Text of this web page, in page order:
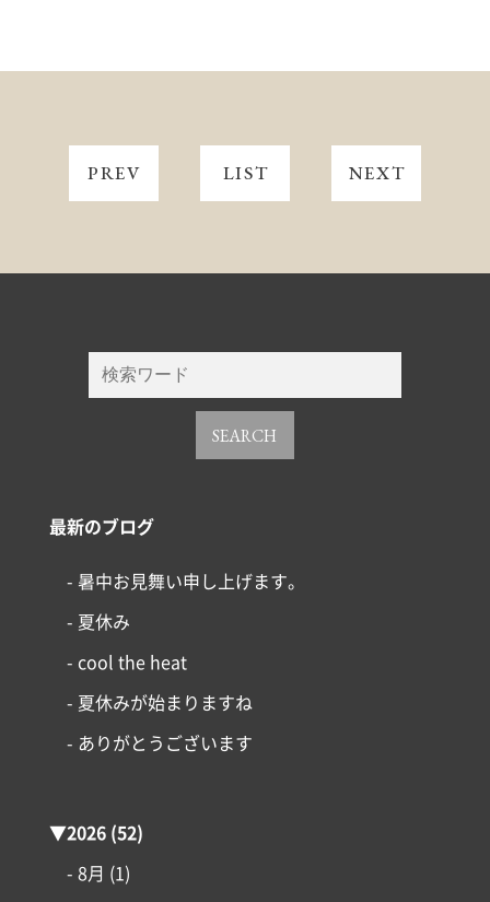
SEARCH
最新のブログ
- 暑中お見舞い申し上げます。
- 夏休み
- cool the heat
- 夏休みが始まりますね
- ありがとうございます
▼2026(52)
- 8月 (1)
PREV LIST NEXT